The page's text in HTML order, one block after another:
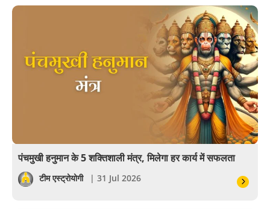
बॉलीवुड
खेल
वास्तु
सेलिब्रिटी
पंचमुखी हनुमान के 5 शक्तिशाली मंत्र, मिलेगा हर कार्य में सफलता
टीम एस्ट्रोयोगी | 31 Jul 2026